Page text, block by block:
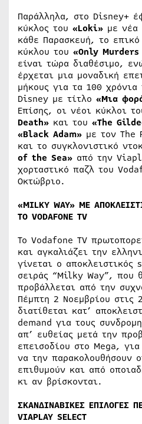
Παράλληλα, στο Disney+
κύκλος του «Loki» με νέα
κάθε Παρασκευή, το
κύκλου του «Only
είναι τώρα διαθέσιμο,
έρχεται μια μοναδική
μήκους για τα 100 χρόνια
Disney με τίτλο «Μια
Επίσης, οι νέοι κύκλοι
Death» και του «The
«Black Adam» με τον The
και το συγκλονιστικό
of the Sea» από την
χορταστικό παζλ του
Οκτώβριο.
«MILKY WAY» ΜΕ
ΤΟ VODAFONE TV
Το Vodafone TV
και αγκαλιάζει την
γίνεται ο
σειράς “Milky Way”, που
προβάλλεται από την
Πέμπτη 2 Νοεμβρίου στις
διατίθεται κατ’
demand για τους
απ’ ευθείας μετά την
επεισοδίου στο Mega,
να την παρακολουθήσουν
επιθυμούν και από
κι αν βρίσκονται.​
ΣΚΑΝΔΙΝΑΒΙΚΕΣ ΕΠΙΛΟΓΕΣ
VIAPLAY SELECT